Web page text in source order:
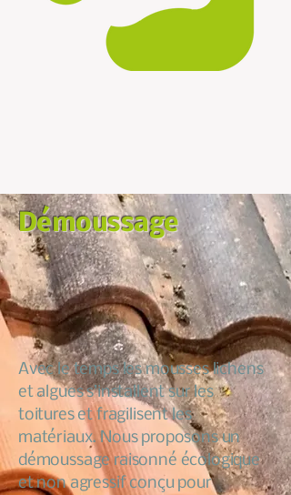
Démoussage
Avec le temps les mousses lichens
et algues s’installent sur les
toitures et fragilisent les
matériaux. Nous proposons un
démoussage raisonné écologique
et non agressif conçu pour